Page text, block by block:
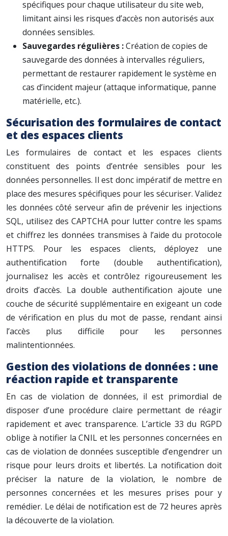
spécifiques pour chaque utilisateur du site web,
limitant ainsi les risques d’accès non autorisés aux
données sensibles.
Sauvegardes régulières :Création de copies de
sauvegarde des données à intervalles réguliers,
permettant de restaurer rapidement le système en
cas d’incident majeur (attaque informatique, panne
matérielle, etc.).
Sécurisation des formulaires de contact
et des espaces clients
Les formulaires de contact et les espaces clients
constituent des points d’entrée sensibles pour les
données personnelles. Il est donc impératif de mettre en
place des mesures spécifiques pour les sécuriser. Validez
les données côté serveur afin de prévenir les injections
SQL, utilisez des CAPTCHA pour lutter contre les spams
et chiffrez les données transmises à l’aide du protocole
HTTPS. Pour les espaces clients, déployez une
authentification forte (double authentification),
journalisez les accès et contrôlez rigoureusement les
droits d’accès. La double authentification ajoute une
couche de sécurité supplémentaire en exigeant un code
de vérification en plus du mot de passe, rendant ainsi
l’accès plus difficile pour les personnes
malintentionnées.
Gestion des violations de données : une
réaction rapide et transparente
En cas de violation de données, il est primordial de
disposer d’une procédure claire permettant de réagir
rapidement et avec transparence. L’article 33 du RGPD
oblige à notifier la CNIL et les personnes concernées en
cas de violation de données susceptible d’engendrer un
risque pour leurs droits et libertés. La notification doit
préciser la nature de la violation, le nombre de
personnes concernées et les mesures prises pour y
remédier. Le délai de notification est de 72 heures après
la découverte de la violation.